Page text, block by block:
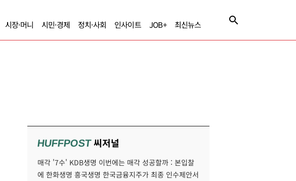
시장·머니 시민·경제 정치·사회 인사이트 JOB+ 최신뉴스
HUFFPOST씨저널
매각 '7수' KDB생명 이번에는 매각 성공할까 : 본입찰
에 한화생명 흥국생명 한국금융지주가 최종 인수제안서